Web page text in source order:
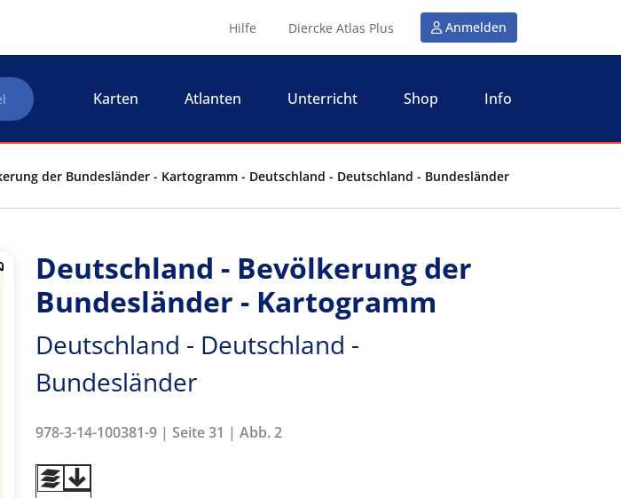
Hilfe Diercke Atlas Plus Anmelden
Karten Atlanten Unterricht Shop Info
der Bundesländer - Kartogramm - Deutschland - Deutschland - Bundesländer
Deutschland - Bevölkerung der
Bundesländer - Kartogramm
Deutschland - Deutschland -
Bundesländer
978-3-14-100381-9 | Seite 31 | Abb. 2